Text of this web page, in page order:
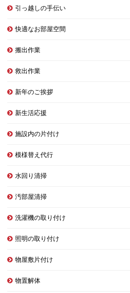
引っ越しの手伝い
快適なお部屋空間
搬出作業
救出作業
新年のご挨拶
新生活応援
施設内の片付け
模様替え代行
水回り清掃
汚部屋清掃
洗濯機の取り付け
照明の取り付け
物屋敷片付け
物置解体